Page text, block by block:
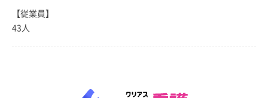
【従業員】
43人